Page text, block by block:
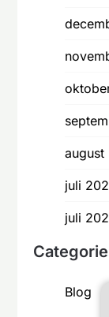
juli
juli
Blog